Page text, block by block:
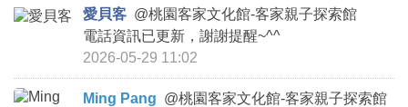
聯絡我們
APP下載
愛貝客 @桃園客家文化館-客家親子探索館
電話資訊已更新，謝謝提醒~^^
2026-05-29 11:02
Ming Pang @桃園客家文化館-客家親子探索館